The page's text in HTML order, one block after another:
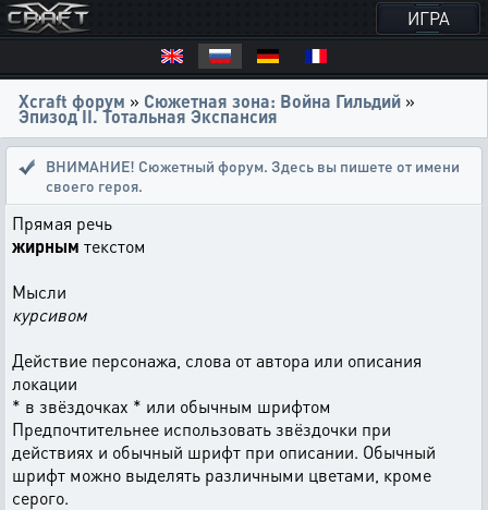
ИГРА
Xcraft форум » Сюжетная зона: Война Гильдий »
Эпизод II. Тотальная Экспансия
ВНИМАНИЕ! Сюжетный форум. Здесь вы пишете от имени
своего героя.
Прямая речь
жирным текстом
Мысли
курсивом
Действие персонажа, слова от автора или описания
локации
* в звёздочках * или обычным шрифтом
Предпочтительнее использовать звёздочки при
действиях и обычный шрифт при описании. Обычный
шрифт можно выделять различными цветами, кроме
серого.